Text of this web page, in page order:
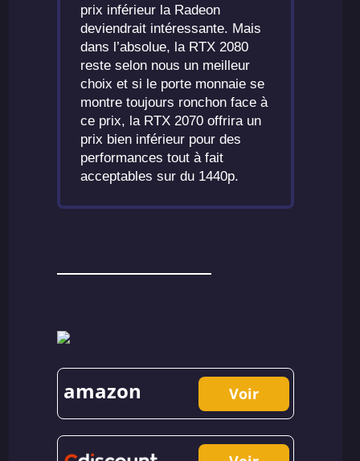
prix inférieur la Radeon
deviendrait intéressante. Mais
dans l’absolue, la RTX 2080
reste selon nous un meilleur
choix et si le porte monnaie se
montre toujours ronchon face à
ce prix, la RTX 2070 offrira un
prix bien inférieur pour des
performances tout à fait
acceptables sur du 1440p.
amazon Voir